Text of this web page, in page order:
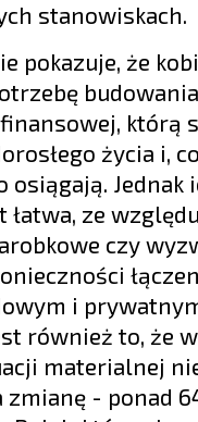
stanowiskach.
pokazuje, że
którą
życia i,
osiągają. Jednak
łatwa, ze
czy
i
również to, że
materialnej
zmianę - ponad